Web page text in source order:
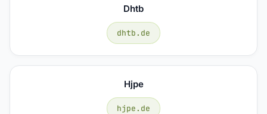
Dhtb
dhtb.de
Hjpe
hjpe.de